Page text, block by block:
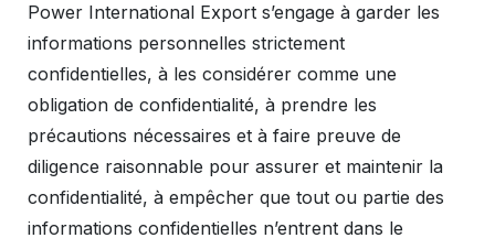
Power International Export s’engage à garder les
informations personnelles strictement
confidentielles, à les considérer comme une
obligation de confidentialité, à prendre les
précautions nécessaires et à faire preuve de
diligence raisonnable pour assurer et maintenir la
confidentialité, à empêcher que tout ou partie des
informations confidentielles n’entrent dans le